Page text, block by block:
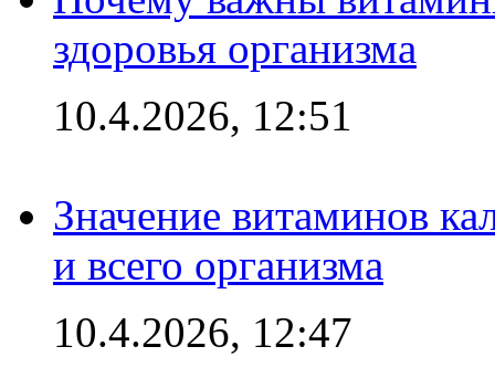
здоровья организма
10.4.2026, 12:51
Значение витаминов
и всего организма
10.4.2026, 12:47